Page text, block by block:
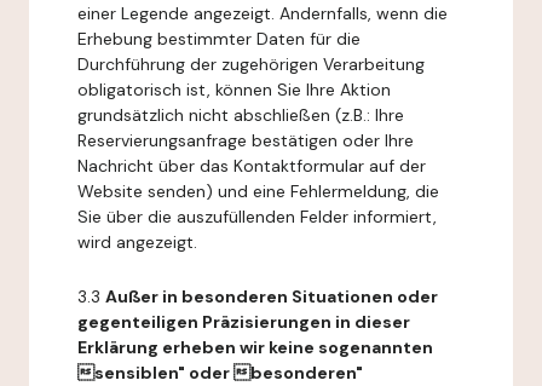
einer Legende angezeigt. Andernfalls, wenn die
Erhebung bestimmter Daten für die
Durchführung der zugehörigen Verarbeitung
obligatorisch ist, können Sie Ihre Aktion
grundsätzlich nicht abschließen (z.B.: Ihre
Reservierungsanfrage bestätigen oder Ihre
Nachricht über das Kontaktformular auf der
Website senden) und eine Fehlermeldung, die
Sie über die auszufüllenden Felder informiert,
wird angezeigt.
3.3 Außer in besonderen Situationen oder
gegenteiligen Präzisierungen in dieser
Erklärung erheben wir keine sogenannten
sensiblen" oder besonderen"